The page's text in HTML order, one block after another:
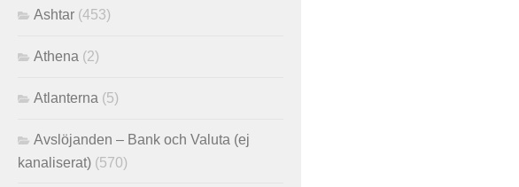
Ashtar (453)
Athena (2)
Atlanterna (5)
Avslöjanden – Bank och Valuta (ej
kanaliserat) (570)